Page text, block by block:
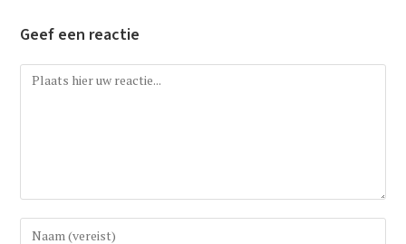
Geef een reactie
Reactie
Vul